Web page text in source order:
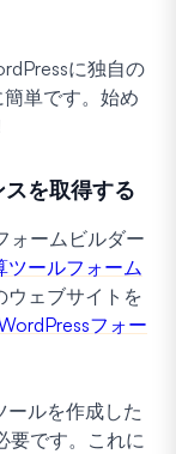
に独自の
単です。始め
を取得する
ォームビルダー
ツールフォーム
ウェブサイトを
フォー
ールを作成した
要です。これに